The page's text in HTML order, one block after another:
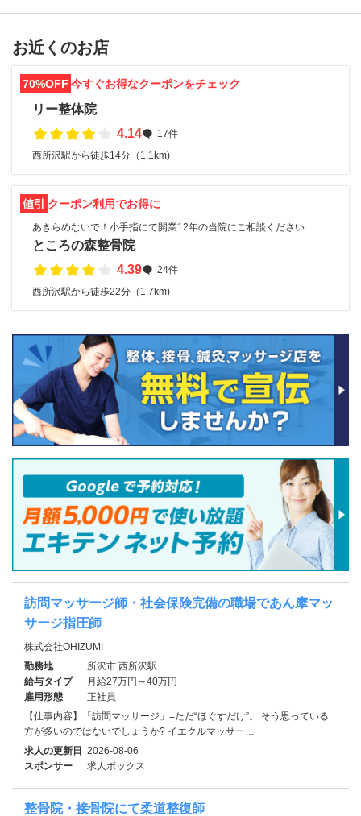
お近くのお店
70%OFF 今すぐお得なクーポンをチェック
リー整体院
4.14
17件
西所沢駅から徒歩14分（1.1km)
値引 クーポン利用でお得に
あきらめないで！小手指にて開業12年の当院にご相談ください
ところの森整骨院
4.39
24件
西所沢駅から徒歩22分（1.7km)
訪問マッサージ師・社会保険完備の職場であん摩マッ
サージ指圧師
株式会社OHIZUMI
勤務地
所沢市 西所沢駅
給与タイプ
月給27万円～40万円
雇用形態
正社員
【仕事内容】「訪問マッサージ」=ただ“ほぐすだけ”。 そう思っている
方が多いのではないでしょうか? イエクルマッサー…
求人の更新日 2026-08-06
スポンサー
求人ボックス
整骨院・接骨院にて柔道整復師